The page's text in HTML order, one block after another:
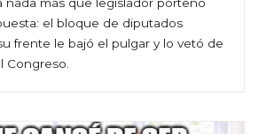
nada más que legislador porteño
el bloque de diputados
frente le bajó el pulgar y lo vetó de
Congreso.